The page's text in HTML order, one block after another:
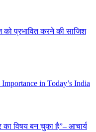
प्रभावित करने की साजिश
in Today’s India
विषय बन चुका है”– आचार्य